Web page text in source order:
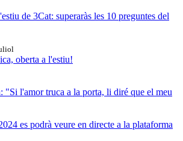
de 3Cat: superaràs les 10 preguntes del
oberta a l'estiu!
"Si l'amor truca a la porta, li diré que el meu
es podrà veure en directe a la plataforma